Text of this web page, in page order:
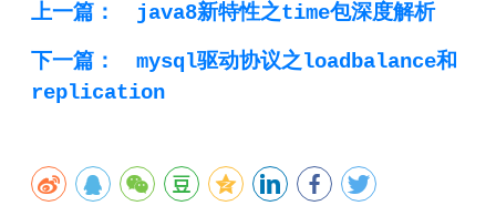
上一篇：
java8新特性之time包深度解析
下一篇：
mysql驱动协议之loadbalance和
replication